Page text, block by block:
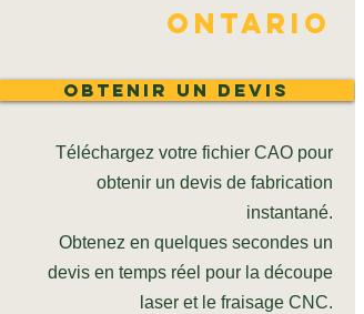
Ontario
Obtenir un devis
Téléchargez votre fichier CAO pour
obtenir un devis de fabrication
instantané.
Obtenez en quelques secondes un
devis en temps réel pour la découpe
laser et le fraisage CNC.